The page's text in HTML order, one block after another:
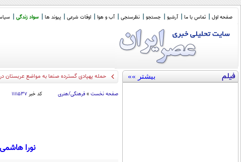
صفحه اول تماس با ما آرشیو جستجو نظرسنجی آب و هوا اوقات شرعی پیوند ها سواد زندگی
فیلم بیشتر »» حمله پهپادی گسترده صنعا به مواضع عربستان
صفحه نخست » فرهنگی/هنری کد خبر ۱۱۱۱۵۳۷
نورا